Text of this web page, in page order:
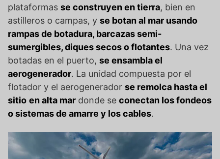
plataformas se construyen en tierra, bien en
astilleros o campas, y se botan al mar usando
rampas de botadura, barcazas semi-
sumergibles, diques secos o flotantes. Una vez
botadas en el puerto, se ensambla el
aerogenerador. La unidad compuesta por el
flotador y el aerogenerador se remolca hasta el
sitio en alta mar donde se conectan los fondeos
o sistemas de amarre y los cables.